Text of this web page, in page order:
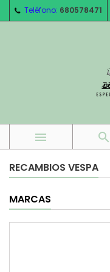
Teléfono: 680578471
 
RECAMBIOS VESPA
MARCAS